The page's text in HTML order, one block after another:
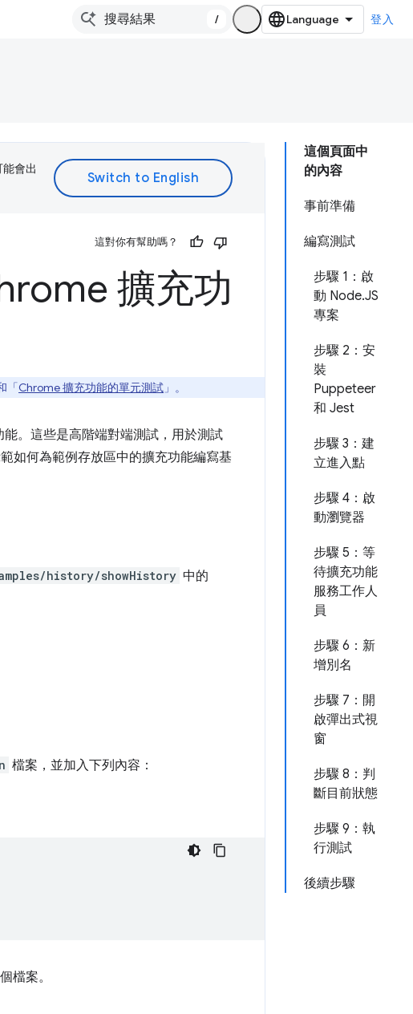
/ 登入
這個頁面中
的內容
事前準備
編寫測試
步驟 1：啟
動 Node.JS
專案
步驟 2：安
裝
Puppeteer
和 Jest
步驟 3：建
立進入點
步驟 4：啟
動瀏覽器
步驟 5：等
待擴充功能
服務工作人
員
步驟 6：新
增別名
步驟 7：開
啟彈出式視
窗
步驟 8：判
斷目前狀態
步驟 9：執
行測試
後續步驟
會出
這對你有幫助嗎？
擴充功
「Chrome 擴充功能的單元測試 」。
。這些是高階端對端測試，用於測試
如何為範例存放區中的擴充功能編寫基
history/showHistory 中的
檔案，並加入下列內容：
檔案。